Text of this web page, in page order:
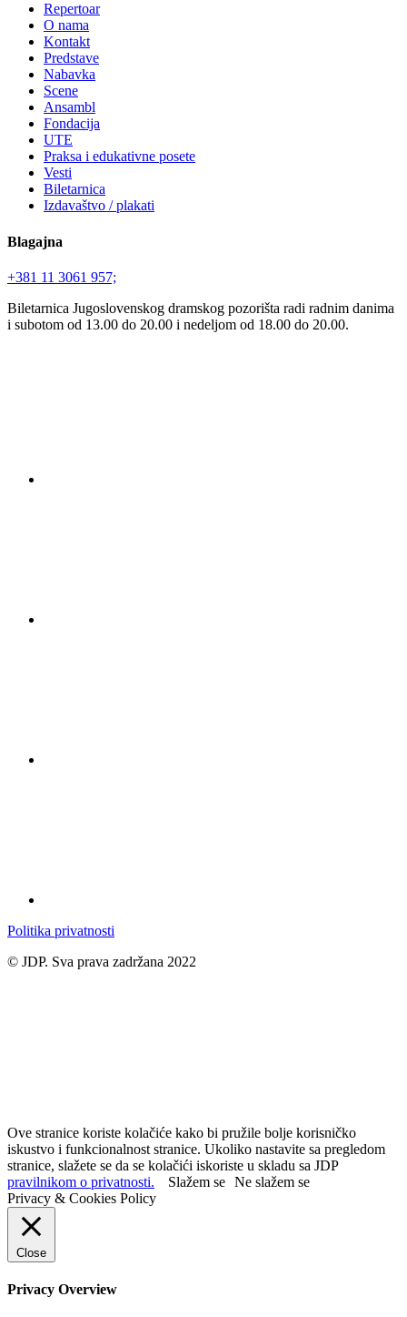
Repertoar
O nama
Kontakt
Predstave
Nabavka
Scene
Ansambl
Fondacija
UTE
Praksa i edukativne posete
Vesti
Biletarnica
Izdavaštvo / plakati
Blagajna
+381 11 3061 957;
Biletarnica Jugoslovenskog dramskog pozorišta radi radnim danima
i subotom od 13.00 do 20.00 i nedeljom od 18.00 do 20.00.
Politika privatnosti
© JDP. Sva prava zadržana 2022
Ove stranice koriste kolačiće kako bi pružile bolje korisničko
iskustvo i funkcionalnost stranice. Ukoliko nastavite sa pregledom
stranice, slažete se da se kolačići iskoriste u skladu sa JDP
pravilnikom o privatnosti.
Slažem se Ne slažem se
Privacy & Cookies Policy
Close
Privacy Overview